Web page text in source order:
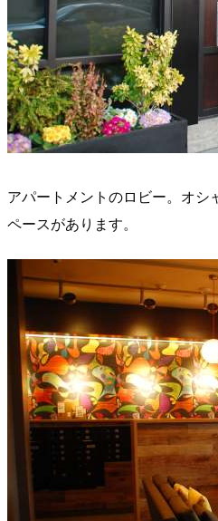
アパートメントのロビー。オシ
ペースがあります。